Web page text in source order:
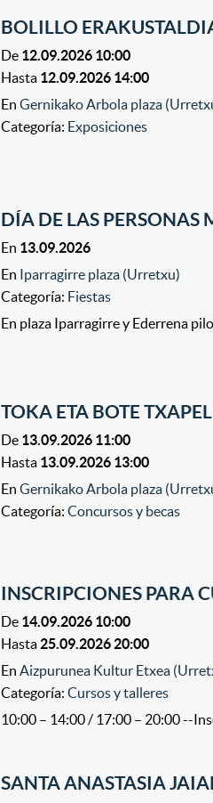
BOLILLO
De 12.09.2026 10:00
Hasta 12.09.2026 14:00
En Gernikako Arbola plaza
Categoría: Exposiciones
DÍA DE LAS PERSONAS
En 13.09.2026
En Iparragirre plaza (Urretxu)
Categoría: Fiestas
En plaza Iparragirre y Ederrena
TOKA ETA BOTE
De 13.09.2026 11:00
Hasta 13.09.2026 13:00
En Gernikako Arbola plaza
Categoría: Concursos y becas
INSCRIPCIONES PARA
De 14.09.2026 10:00
Hasta 25.09.2026 20:00
En Aizpurunea Kultur Etxea
Categoría: Cursos y talleres
10:00 – 14:00 / 17:00 – 20:00 --
SANTA ANASTASIA